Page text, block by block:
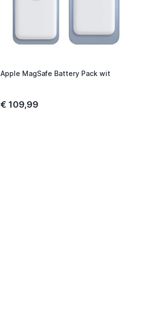
Apple MagSafe Battery Pack wit
€ 109,99